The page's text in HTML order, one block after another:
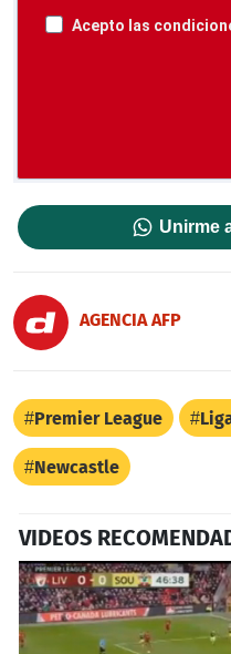
Acepto las
Unirme
AGENCIA AFP
Premier League
Newcastle
VIDEOS